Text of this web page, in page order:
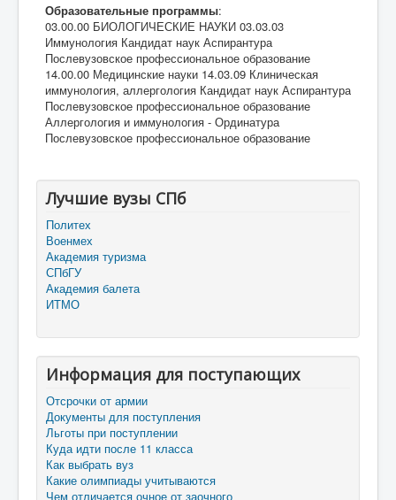
Образовательные программы:
03.00.00 БИОЛОГИЧЕСКИЕ НАУКИ 03.03.03
Иммунология Кандидат наук Аспирантура
Послевузовское профессиональное образование
14.00.00 Медицинские науки 14.03.09 Клиническая
иммунология, аллергология Кандидат наук Аспирантура
Послевузовское профессиональное образование
Аллергология и иммунология - Ординатура
Послевузовское профессиональное образование
Лучшие вузы СПб
Политех
Военмех
Академия туризма
СПбГУ
Академия балета
ИТМО
Информация для поступающих
Отсрочки от армии
Документы для поступления
Льготы при поступлении
Куда идти после 11 класса
Как выбрать вуз
Какие олимпиады учитываются
Чем отличается очное от заочного